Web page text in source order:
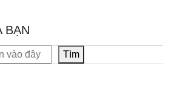
BẠN
Tìm